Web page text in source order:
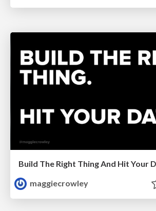
Build The Right Thing And Hit Your
maggiecrowley